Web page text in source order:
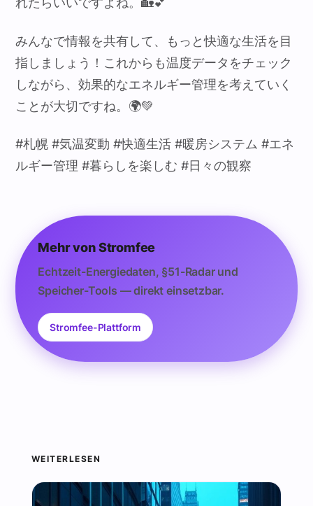
みんなで情報を共有して、もっと快適な生活を目
指しましょう！これからも温度データをチェック
しながら、効果的なエネルギー管理を考えていく
ことが大切ですね。🌍💚
#札幌 #気温変動 #快適生活 #暖房システム #エネ
ルギー管理 #暮らしを楽しむ #日々の観察
Mehr von Stromfee
Echtzeit-Energiedaten, §51-Radar und
Speicher-Tools — direkt einsetzbar.
Stromfee-Plattform
WEITERLESEN